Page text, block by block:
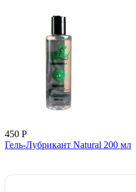
450 Р
Гель-Лубрикант Natural 200 мл